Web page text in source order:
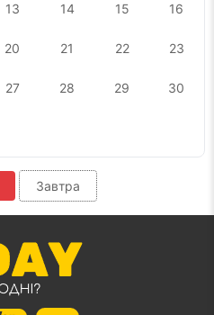
13 14 15 16
20 21 22 23
27 28 29 30
Завтра